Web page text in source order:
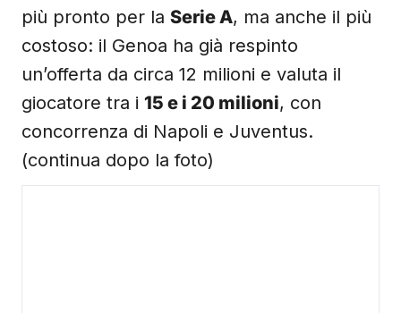
più pronto per la Serie A, ma anche il più
costoso: il Genoa ha già respinto
un’offerta da circa 12 milioni e valuta il
giocatore tra i 15 e i 20 milioni, con
concorrenza di Napoli e Juventus.
(continua dopo la foto)